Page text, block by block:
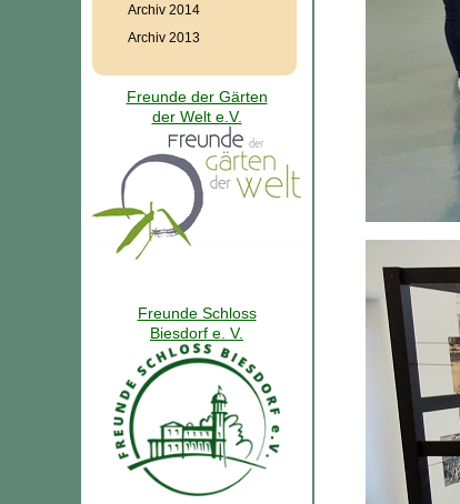
Archiv 2014
Archiv 2013
Freunde der Gärten
der Welt e.V.
Freunde Schloss
Biesdorf e. V.